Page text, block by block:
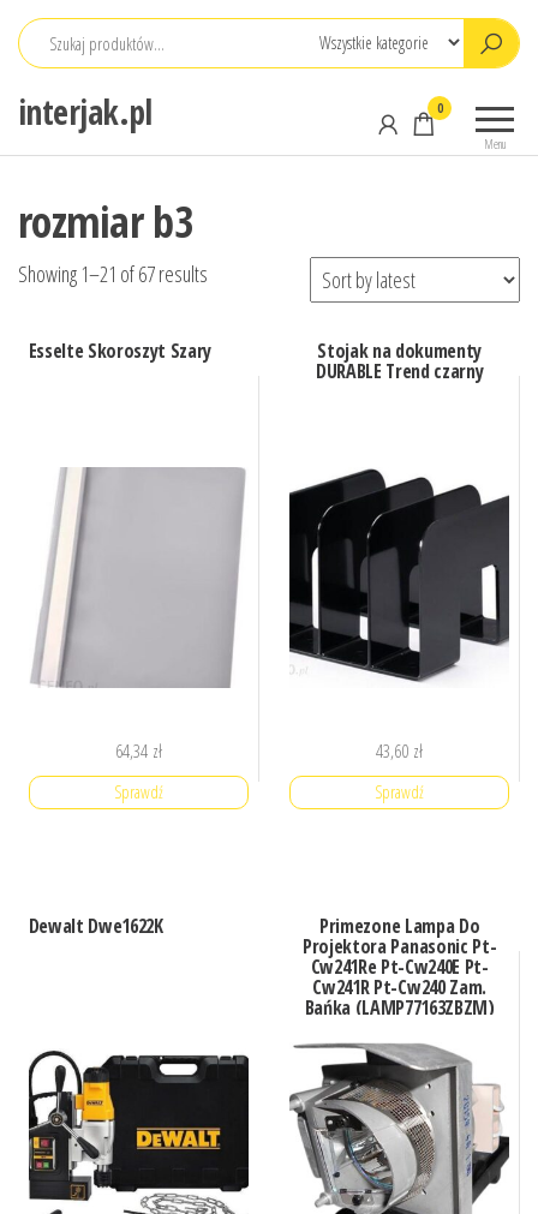
Przejdź
interjak.pl
Menu
0
rozmiar b3
Showing 1–21 of 67 results
Esselte Skoroszyt Szary
64,34 zł
Sprawdź
Stojak na dokumenty
DURABLE Trend czarny
43,60 zł
Sprawdź
Dewalt Dwe1622K Primezone Lampa Do
Projektora Panasonic Pt-
Cw241Re Pt-Cw240E Pt-
Cw241R Pt-Cw240 Zam.
Bańka (LAMP77163ZBZM)